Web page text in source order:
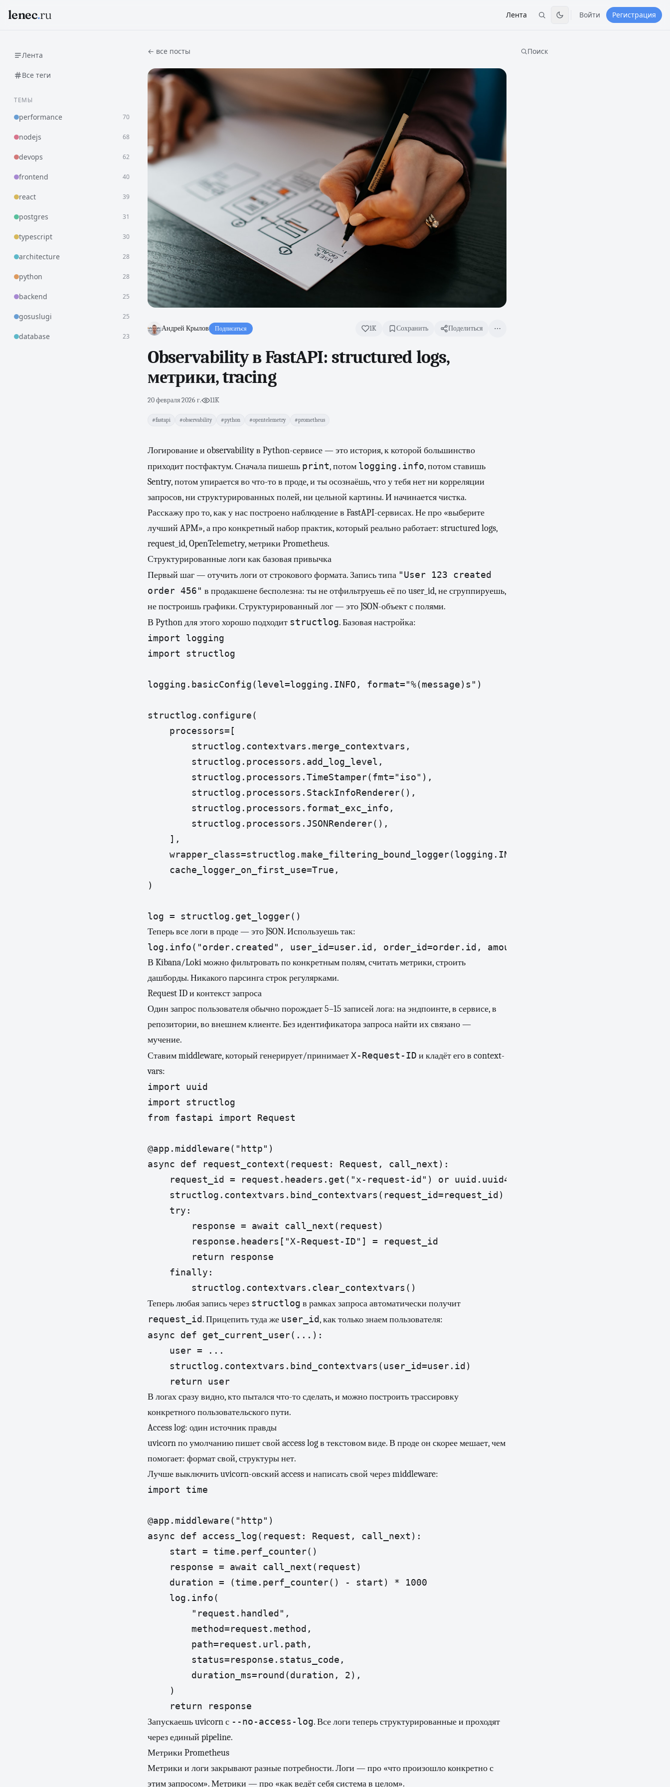
lenec.ru Лента Войти Регистрация
Лента
Все теги
ТЕМЫ
performance 70
nodejs 68
devops 62
frontend 40
react 39
postgres 31
typescript 30
architecture 28
python 28
backend 25
gosuslugi 25
database 23
← все посты
Андрей Крылов Подписаться 1K Сохранить Поделиться
Observability в FastAPI: structured logs,
метрики, tracing
20 февраля 2026 г.· 11K
#fastapi #observability #python #opentelemetry #prometheus
Логирование и observability в Python-сервисе — это история, к которой большинство
приходит постфактум. Сначала пишешь print, потом logging.info, потом ставишь
Sentry, потом упирается во что-то в проде, и ты осознаёшь, что у тебя нет ни корреляции
запросов, ни структурированных полей, ни цельной картины. И начинается чистка.
Расскажу про то, как у нас построено наблюдение в FastAPI-сервисах. Не про «выберите
лучший APM», а про конкретный набор практик, который реально работает: structured logs,
request_id, OpenTelemetry, метрики Prometheus.
Структурированные логи как базовая привычка
Первый шаг — отучить логи от строкового формата. Запись типа "User 123 created
order 456" в продакшене бесполезна: ты не отфильтруешь её по user_id, не сгруппируешь,
не построишь графики. Структурированный лог — это JSON-объект с полями.
В Python для этого хорошо подходит structlog. Базовая настройка:
import logging
import structlog
logging.basicConfig(level=logging.INFO, format="%(message)s")
structlog.configure(
    processors=[
        structlog.contextvars.merge_contextvars,
        structlog.processors.add_log_level,
        structlog.processors.TimeStamper(fmt="iso"),
        structlog.processors.StackInfoRenderer(),
        structlog.processors.format_exc_info,
        structlog.processors.JSONRenderer(),
    ],
    wrapper_class=structlog.make_filtering_bound_logger(logging.INFO),
    cache_logger_on_first_use=True,
)
log = structlog.get_logger()
Теперь все логи в проде — это JSON. Используешь так:
log.info("order.created", user_id=user.id, order_id=order.id, amount=order.total)
В Kibana/Loki можно фильтровать по конкретным полям, считать метрики, строить
дашборды. Никакого парсинга строк регулярками.
Request ID и контекст запроса
Один запрос пользователя обычно порождает 5–15 записей лога: на эндпоинте, в сервисе, в
репозитории, во внешнем клиенте. Без идентификатора запроса найти их связано —
мучение.
Ставим middleware, который генерирует/принимает X-Request-ID и кладёт его в context-
vars:
import uuid
import structlog
from fastapi import Request
@app.middleware("http")
async def request_context(request: Request, call_next):
    request_id = request.headers.get("x-request-id") or uuid.uuid4().hex
    structlog.contextvars.bind_contextvars(request_id=request_id)
    try:
        response = await call_next(request)
        response.headers["X-Request-ID"] = request_id
        return response
    finally:
        structlog.contextvars.clear_contextvars()
Теперь любая запись через structlog в рамках запроса автоматически получит
request_id. Прицепить туда же user_id, как только знаем пользователя:
async def get_current_user(...):
    user = ...
    structlog.contextvars.bind_contextvars(user_id=user.id)
    return user
В логах сразу видно, кто пытался что-то сделать, и можно построить трассировку
конкретного пользовательского пути.
Access log: один источник правды
uvicorn по умолчанию пишет свой access log в текстовом виде. В проде он скорее мешает, чем
помогает: формат свой, структуры нет.
Лучше выключить uvicorn-овский access и написать свой через middleware:
import time
@app.middleware("http")
async def access_log(request: Request, call_next):
    start = time.perf_counter()
    response = await call_next(request)
    duration = (time.perf_counter() - start) * 1000
    log.info(
        "request.handled",
        method=request.method,
        path=request.url.path,
        status=response.status_code,
        duration_ms=round(duration, 2),
    )
    return response
Запускаешь uvicorn с --no-access-log. Все логи теперь структурированные и проходят
через единый pipeline.
Метрики Prometheus
Метрики и логи закрывают разные потребности. Логи — про «что произошло конкретно с
этим запросом». Метрики — про «как ведёт себя система в целом».
Поиск